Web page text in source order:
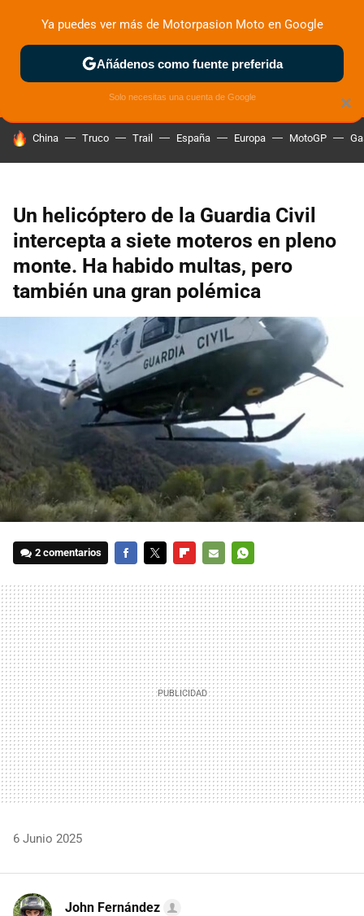
ZONA DE PRUEBAS DEPORTIVAS MOTOS ELÉCTRICAS
HOY SE HABLA DE
China Truco Trail España Europa MotoGP
Un helicóptero de la Guardia Civil
intercepta a siete moteros en pleno
monte. Ha habido multas, pero
también una gran polémica
2 comentarios
MAIL
6 Junio 2025
John Fernández
×
Ya puedes ver más de Motorpasion Moto en Google
Añádenos como fuente preferida
Solo necesitas una cuenta de Google